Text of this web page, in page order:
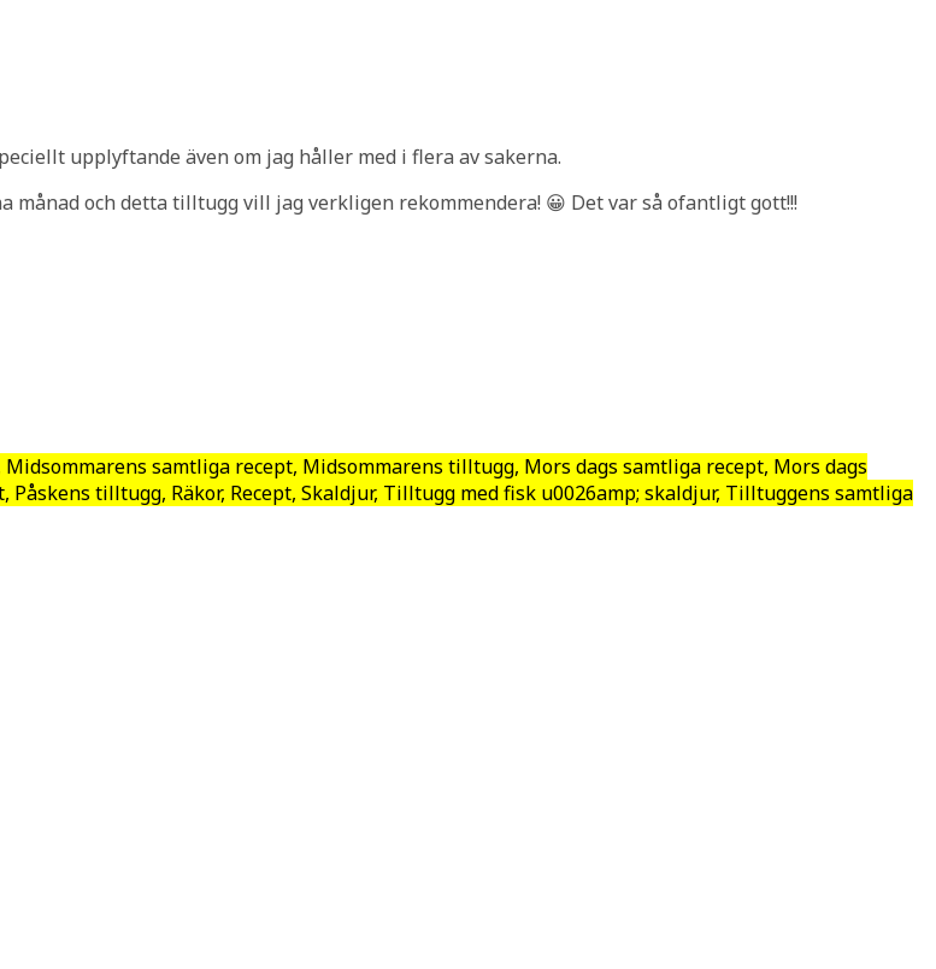
upplyftande även om jag håller med i flera av sakerna.
och detta tilltugg vill jag verkligen rekommendera! 😀 Det var så ofantligt gott!!!
samtliga recept, Midsommarens tilltugg, Mors dags samtliga recept, Mors dags
tilltugg, Räkor, Recept, Skaldjur, Tilltugg med fisk u0026amp; skaldjur, Tilltuggens samtliga